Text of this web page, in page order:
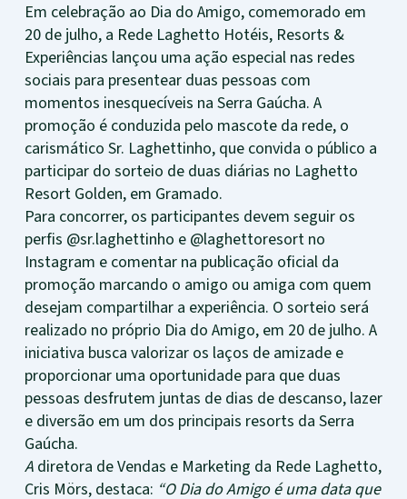
Em celebração ao Dia do Amigo, comemorado em
20 de julho, a Rede Laghetto Hotéis, Resorts &
Experiências lançou uma ação especial nas redes
sociais para presentear duas pessoas com
momentos inesquecíveis na Serra Gaúcha. A
promoção é conduzida pelo mascote da rede, o
carismático Sr. Laghettinho, que convida o público a
participar do sorteio de duas diárias no Laghetto
Resort Golden, em Gramado.
Para concorrer, os participantes devem seguir os
perfis @sr.laghettinho e @laghettoresort no
Instagram e comentar na publicação oficial da
promoção marcando o amigo ou amiga com quem
desejam compartilhar a experiência. O sorteio será
realizado no próprio Dia do Amigo, em 20 de julho. A
iniciativa busca valorizar os laços de amizade e
proporcionar uma oportunidade para que duas
pessoas desfrutem juntas de dias de descanso, lazer
e diversão em um dos principais resorts da Serra
Gaúcha.
A diretora de Vendas e Marketing da Rede Laghetto,
Cris Mörs, destaca: “O Dia do Amigo é uma data que